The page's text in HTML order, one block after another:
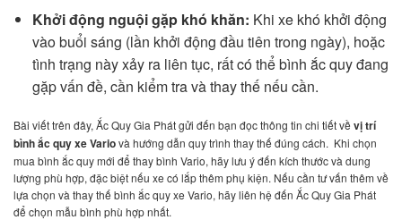
Khởi động nguội gặp khó khăn: Khi xe khó khởi động
vào buổi sáng (lần khởi động đầu tiên trong ngày), hoặc
tình trạng này xảy ra liên tục, rất có thể bình ắc quy đang
gặp vấn đề, cần kiểm tra và thay thế nếu cần.
Bài viết trên đây, Ắc Quy Gia Phát gửi đến bạn đọc thông tin chi tiết về vị trí
bình ắc quy xe Variovà hướng dẫn quy trình thay thế đúng cách. Khi chọn
mua bình ắc quy mới để thay bình Vario, hãy lưu ý đến kích thước và dung
lượng phù hợp, đặc biệt nếu xe có lắp thêm phụ kiện. Nếu cần tư vấn thêm về
lựa chọn và thay thế bình ắc quy xe Vario, hãy liên hệ đến Ắc Quy Gia Phát
để chọn mẫu bình phù hợp nhất.